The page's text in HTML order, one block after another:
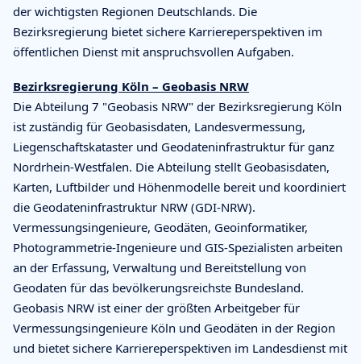
der wichtigsten Regionen Deutschlands. Die
Bezirksregierung bietet sichere Karriereperspektiven im
öffentlichen Dienst mit anspruchsvollen Aufgaben.
Bezirksregierung Köln – Geobasis NRW
Die Abteilung 7 "Geobasis NRW" der Bezirksregierung Köln
ist zuständig für Geobasisdaten, Landesvermessung,
Liegenschaftskataster und Geodateninfrastruktur für ganz
Nordrhein-Westfalen. Die Abteilung stellt Geobasisdaten,
Karten, Luftbilder und Höhenmodelle bereit und koordiniert
die Geodateninfrastruktur NRW (GDI-NRW).
Vermessungsingenieure, Geodäten, Geoinformatiker,
Photogrammetrie-Ingenieure und GIS-Spezialisten arbeiten
an der Erfassung, Verwaltung und Bereitstellung von
Geodaten für das bevölkerungsreichste Bundesland.
Geobasis NRW ist einer der größten Arbeitgeber für
Vermessungsingenieure Köln und Geodäten in der Region
und bietet sichere Karriereperspektiven im Landesdienst mit